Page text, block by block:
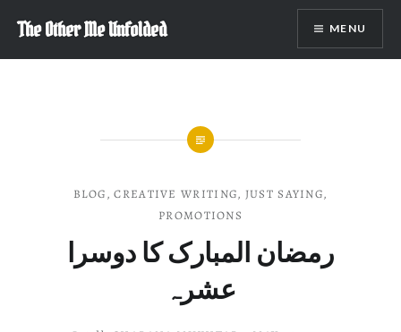
content
The Other Me Unfolded MENU
BLOG,CREATIVE WRITING, JUST SAYING,
PROMOTIONS
رمضان المبارک کا دوسرا
عشرہ